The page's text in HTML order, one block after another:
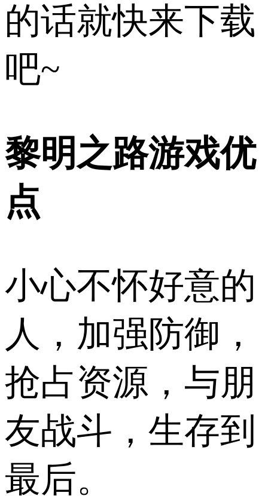
的话就快来下载
吧~
黎明之路游戏优
点
小心不怀好意的
人，加强防御，
抢占资源，与朋
友战斗，生存到
最后。